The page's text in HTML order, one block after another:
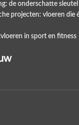
de onderschatte
projecten: vloeren die
in sport en fitness